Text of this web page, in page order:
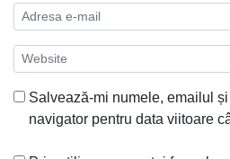
Salvează-mi numele, emailul
navigator pentru data viitoare